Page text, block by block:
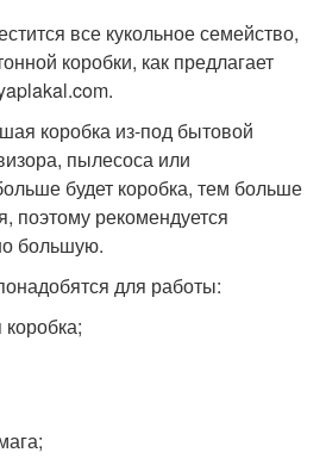
все кукольное семейство,
коробки, как предлагает
коробка из-под бытовой
пылесоса или
будет коробка, тем больше
поэтому рекомендуется
большую.
для работы: